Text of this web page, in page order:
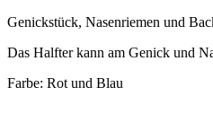
Genickstück, Nasenriemen und
Das Halfter kann am Genick und
Farbe: Rot und Blau